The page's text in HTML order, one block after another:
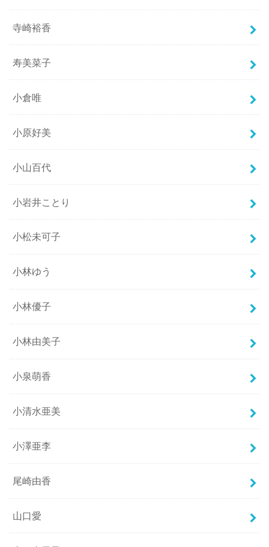
寺崎裕香
寿美菜子
小倉唯
小原好美
小山百代
小岩井ことり
小松未可子
小林ゆう
小林優子
小林由美子
小泉萌香
小清水亜美
小澤亜李
尾崎由香
山口愛